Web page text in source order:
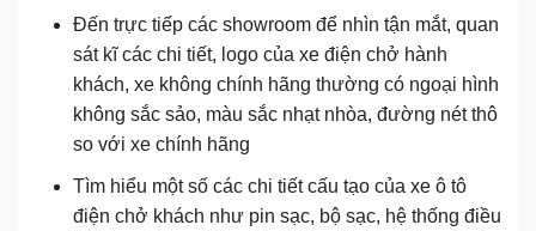
Đến trực tiếp các showroom để nhìn tận mắt, quan
sát kĩ các chi tiết, logo của xe điện chở hành
khách, xe không chính hãng thường có ngoại hình
không sắc sảo, màu sắc nhạt nhòa, đường nét thô
so với xe chính hãng
Tìm hiểu một số các chi tiết cấu tạo của xe ô tô
điện chở khách như pin sạc, bộ sạc, hệ thống điều